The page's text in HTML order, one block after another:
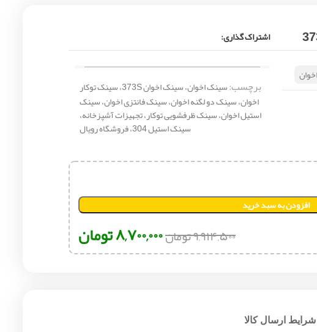
اشتراک گذاری:
برچسب:
سینک اخوان، سینک اخوان 373S، سینک توکار
اخوان، سینک دو لگنه اخوان، سینک فانتزی اخوان، سینک
استیل اخوان، سینک ظرفشویی توکار، تجهیزات آشپزخانه،
سینک استیل 304، فروشگاه رویال
افزودن به سبد خرید
۹,۹۱۴,۵۰۰تومان۸,۷۰۰,۰۰۰تومان
شرایط ارسال کالا